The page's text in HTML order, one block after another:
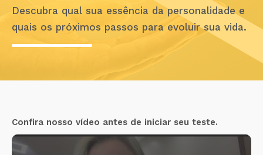
Descubra qual sua essência da personalidade e
quais os próximos passos para evoluir sua vida.
Confira nosso vídeo antes de iniciar seu teste.